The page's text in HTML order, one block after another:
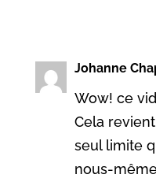
Johanne
Wow! ce
Cela
seul limite
nous-